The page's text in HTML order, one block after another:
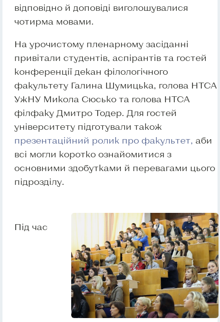
відповідно й доповіді виголошувалися
чотирма мовами.
На урочистому пленарному засіданні
привітали студентів, аспірантів та гостей
конференції декан філологічного
факультету Галина Шумицька, голова НТСА
УжНУ Микола Сюсько та голова НТСА
філфаку Дмитро Тодер. Для гостей
університету підготували також
презентаційний ролик про факультет, аби
всі могли коротко ознайомитися з
основними здобутками й перевагами цього
підрозділу.
Під час